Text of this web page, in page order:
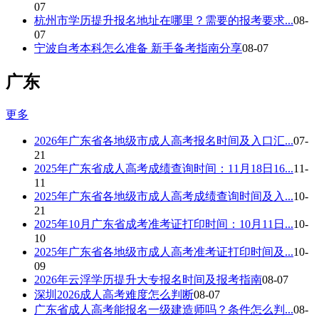
07
杭州市学历提升报名地址在哪里？需要的报考要求...08-
07
宁波自考本科怎么准备 新手备考指南分享08-07
广东
更多
2026年广东省各地级市成人高考报名时间及入口汇...07-
21
2025年广东省成人高考成绩查询时间：11月18日16...11-
11
2025年广东省各地级市成人高考成绩查询时间及入...10-
21
2025年10月广东省成考准考证打印时间：10月11日...10-
10
2025年广东省各地级市成人高考准考证打印时间及...10-
09
2026年云浮学历提升大专报名时间及报考指南08-07
深圳2026成人高考难度怎么判断08-07
广东省成人高考能报名一级建造师吗？条件怎么判...08-